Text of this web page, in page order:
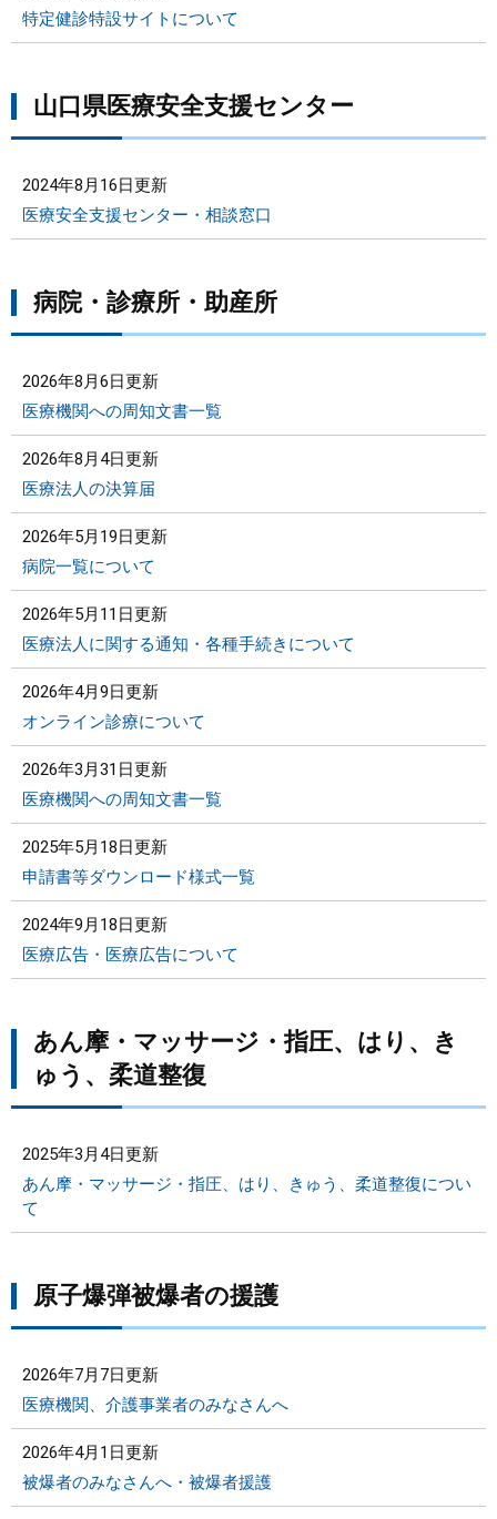
特定健診特設サイトについて
山口県医療安全支援センター
2024年8月16日更新
医療安全支援センター・相談窓口
病院・診療所・助産所
2026年8月6日更新
医療機関への周知文書一覧
2026年8月4日更新
医療法人の決算届
2026年5月19日更新
病院一覧について
2026年5月11日更新
医療法人に関する通知・各種手続きについて
2026年4月9日更新
オンライン診療について
2026年3月31日更新
医療機関への周知文書一覧
2025年5月18日更新
申請書等ダウンロード様式一覧
2024年9月18日更新
医療広告・医療広告について
あん摩・マッサージ・指圧、はり、き
ゅう、柔道整復
2025年3月4日更新
あん摩・マッサージ・指圧、はり、きゅう、柔道整復につい
て
原子爆弾被爆者の援護
2026年7月7日更新
医療機関、介護事業者のみなさんへ
2026年4月1日更新
被爆者のみなさんへ・被爆者援護